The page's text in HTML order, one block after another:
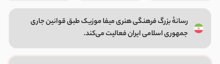
رسانهٔ بزرگ فرهنگی هنری میفا موزیک طبق قوانین جاری
جمهوری اسلامی ایران فعالیت می‌کند.